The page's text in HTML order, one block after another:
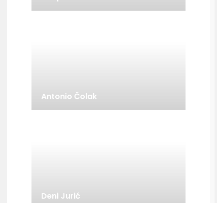
Antonio Čolak
Deni Jurić